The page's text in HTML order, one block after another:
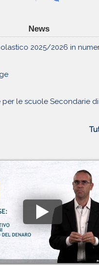
News
2025/2026 in
per le scuole Secondarie